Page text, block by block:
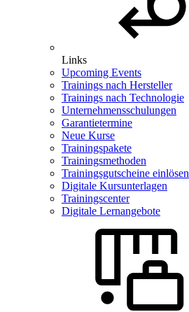
Links
Upcoming Events
Trainings nach Hersteller
Trainings nach Technologie
Unternehmensschulungen
Garantietermine
Neue Kurse
Trainingspakete
Trainingsmethoden
Trainingsgutscheine einlösen
Digitale Kursunterlagen
Trainingscenter
Digitale Lernangebote